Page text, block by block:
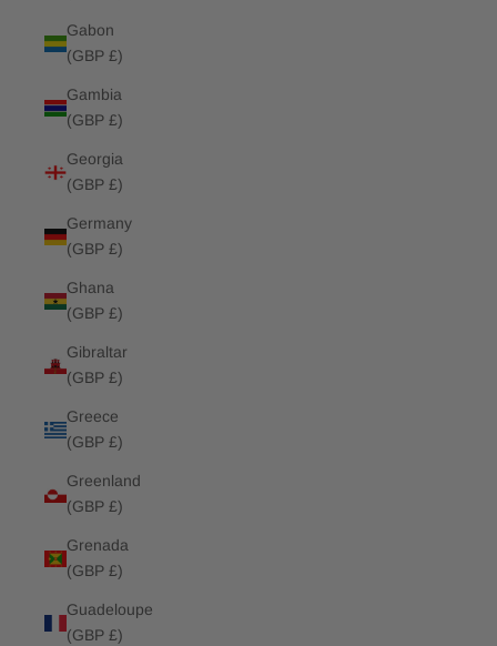
Gabon
(GBP £)
Gambia
(GBP £)
Georgia
(GBP £)
Germany
(GBP £)
Ghana
(GBP £)
Gibraltar
(GBP £)
Greece
(GBP £)
Greenland
(GBP £)
Grenada
(GBP £)
Guadeloupe
(GBP £)